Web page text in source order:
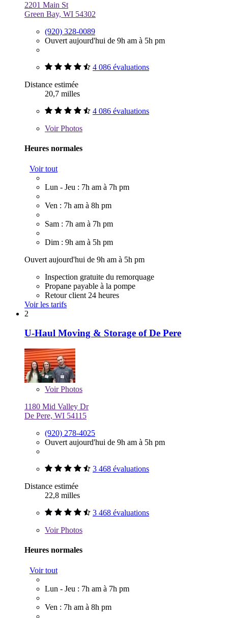
2201 Main St
Green Bay, WI 54302
(920) 328-0089
Ouvert aujourd'hui de 9h am à 5h pm
4 086 évaluations
Distance estimée
20,7 milles
4 086 évaluations
VoirPhotos
Heures normales
Voir tout
Lun - Jeu : 7h am à 7h pm
Ven : 7h am à 8h pm
Sam : 7h am à 7h pm
Dim : 9h am à 5h pm
Ouvert aujourd'hui de 9h am à 5h pm
Inspection gratuite du remorquage
Propane payable à la pompe
Retour client 24 heures
Voir les tarifs
2
U-Haul Moving & Storage of De Pere
VoirPhotos
1180 Mid Valley Dr
De Pere, WI 54115
(920) 278-4025
Ouvert aujourd'hui de 9h am à 5h pm
3 468 évaluations
Distance estimée
22,8 milles
3 468 évaluations
VoirPhotos
Heures normales
Voir tout
Lun - Jeu : 7h am à 7h pm
Ven : 7h am à 8h pm